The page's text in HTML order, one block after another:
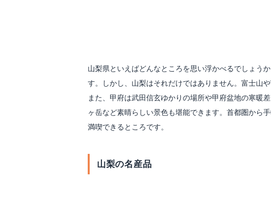
山梨県といえばどんなところを思い浮かべるでしょう
す。しかし、山梨はそれだけではありません。富士山
また、甲府は武田信玄ゆかりの場所や甲府盆地の寒暖
ヶ岳など素晴らしい景色も堪能できます。首都圏から
満喫できるところです。
山梨の名産品